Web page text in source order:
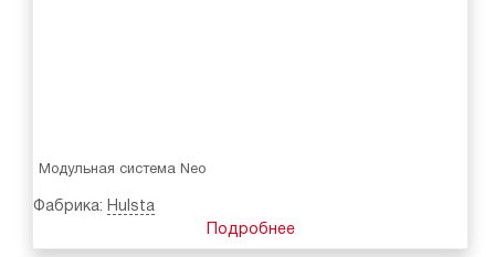
Модульная система Neo
Фабрика: Hulsta
Подробнее